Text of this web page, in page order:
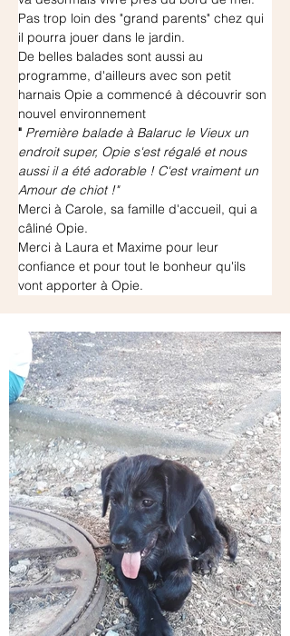
Pas trop loin des "grand parents" chez qui
il pourra jouer dans le jardin.
De belles balades sont aussi au
programme, d'ailleurs avec son petit
harnais Opie a commencé à découvrir son
nouvel environnement
" Première balade à Balaruc le Vieux un
endroit super, Opie s'est régalé et nous
aussi il a été adorable ! C'est vraiment un
Amour de chiot !"
Merci à Carole, sa famille d'accueil, qui a
câliné Opie.
Merci à Laura et Maxime pour leur
confiance et pour tout le bonheur qu'ils
vont apporter à Opie.